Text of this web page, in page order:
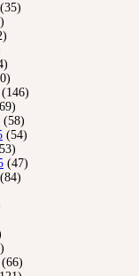
(35)
(146)
(58)
(54)
(47)
(84)
(66)